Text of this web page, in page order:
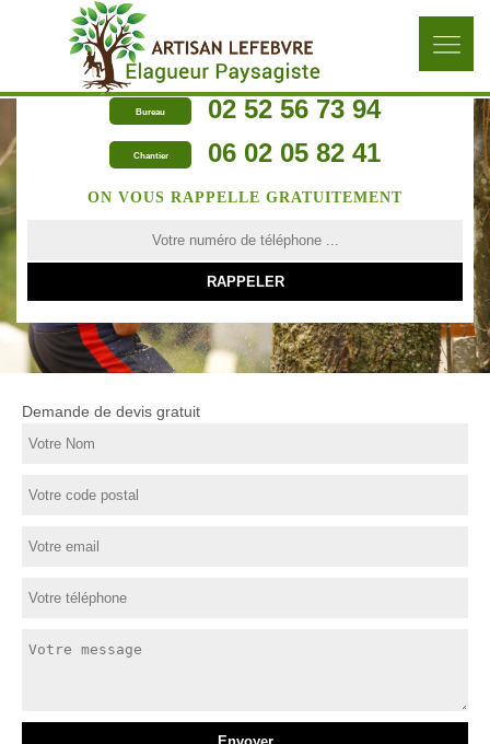
Bureau 02 52 56 73 94
Chantier 06 02 05 82 41
ON VOUS RAPPELLE GRATUITEMENT
Demande de devis gratuit